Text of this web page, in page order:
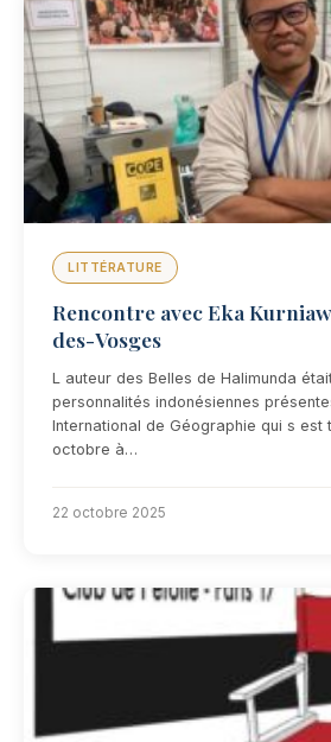
LITTÉRATURE
Rencontre avec Eka
des-Vosges
L auteur des Belles de Halimunda
personnalités indonésiennes
International de Géographie qui s est
octobre à…
22 octobre 2025